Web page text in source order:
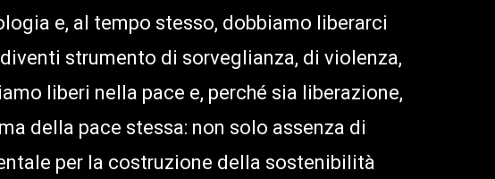
e, al tempo stesso, dobbiamo liberarci
strumento di sorveglianza, di violenza,
liberi nella pace e, perché sia liberazione,
della pace stessa: non solo assenza di
per la costruzione della sostenibilità